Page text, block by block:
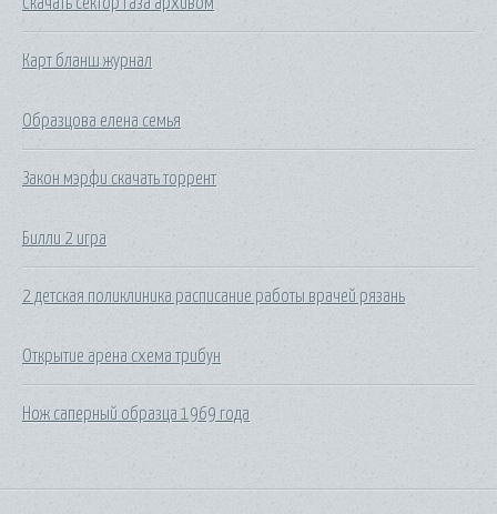
Карт бланш журнал
Образцова елена семья
Закон мэрфи скачать торрент
Билли 2 игра
2 детская поликлиника расписание работы врачей рязань
Открытие арена схема трибун
Нож саперный образца 1969 года